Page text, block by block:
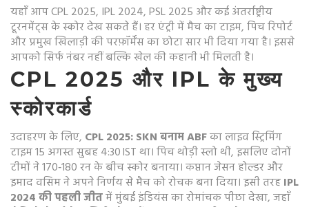
यहाँ आप CPL 2025, IPL 2024, PSL 2025 और कई अंतर्राष्ट्रीय
टूरनमेंट्स के स्कोर देख सकते हैं। हर एंट्री में मैच का टाइम, पिच रिपोर्ट
और प्रमुख खिलाड़ी की परफ़ॉर्मेंस का छोटा सार भी दिया गया है। इससे
आपको सिर्फ नंबर नहीं बल्कि खेल की कहानी भी मिलती है।
CPL 2025 और IPL के मुख्य
स्कोरकार्ड
उदाहरण के लिए, CPL 2025: SKN बनाम ABFका लाइव स्ट्रिमिंग
टाइम 15 अगस्त सुबह 4:30 IST था। पिच थोड़ी स्लो थी, इसलिए दोनों
टीमों ने 170‑180 रन के बीच स्कोर बनाया। कप्तान जेसन होल्डर और
इमाद वसिम ने अपने निर्णय से मैच को रोचक बना दिया। इसी तरहIPL
2024 की पहली जीतमें मुंबई इंडियंस का रोमांचक पीछा देखा, जहाँ